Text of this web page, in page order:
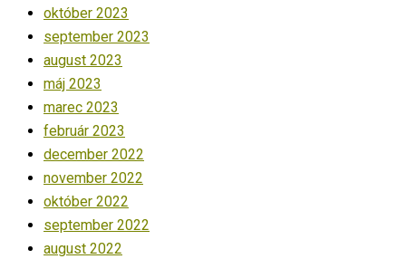
október 2023
september 2023
august 2023
máj 2023
marec 2023
február 2023
december 2022
november 2022
október 2022
september 2022
august 2022